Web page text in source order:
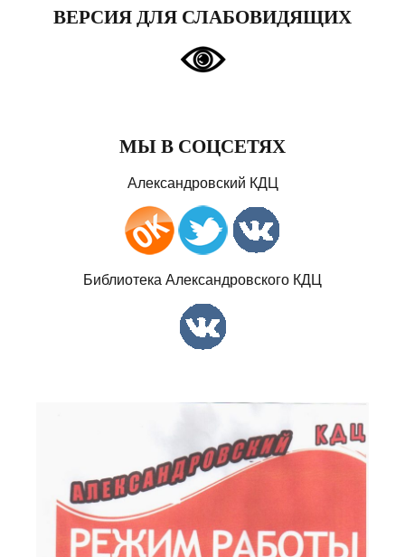
ВЕРСИЯ ДЛЯ СЛАБОВИДЯЩИХ
МЫ В СОЦСЕТЯХ
Александровский КДЦ
Библиотека Александровского КДЦ